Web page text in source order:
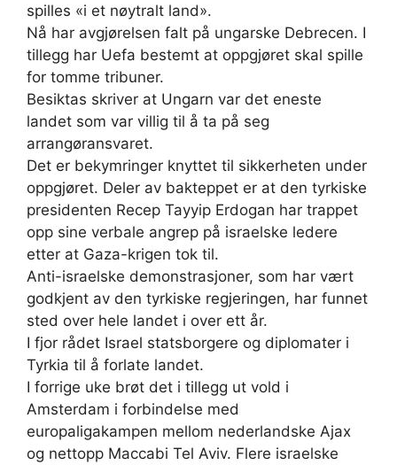
spilles «i et nøytralt land».
Nå har avgjørelsen falt på ungarske Debrecen. I
tillegg har Uefa bestemt at oppgjøret skal spille
for tomme tribuner.
Besiktas skriver at Ungarn var det eneste
landet som var villig til å ta på seg
arrangøransvaret.
Det er bekymringer knyttet til sikkerheten under
oppgjøret. Deler av bakteppet er at den tyrkiske
presidenten Recep Tayyip Erdogan har trappet
opp sine verbale angrep på israelske ledere
etter at Gaza-krigen tok til.
Anti-israelske demonstrasjoner, som har vært
godkjent av den tyrkiske regjeringen, har funnet
sted over hele landet i over ett år.
I fjor rådet Israel statsborgere og diplomater i
Tyrkia til å forlate landet.
I forrige uke brøt det i tillegg ut vold i
Amsterdam i forbindelse med
europaligakampen mellom nederlandske Ajax
og nettopp Maccabi Tel Aviv. Flere israelske